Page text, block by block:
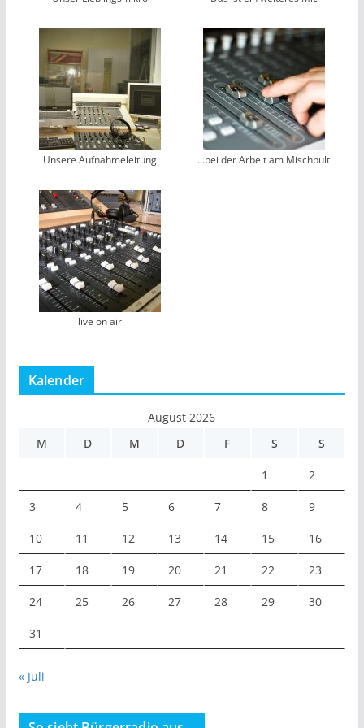
Unsere Aufnahmeleitung …bei der Arbeit am Mischpult
live on air
Kalender
August 2026
M
D M D F S S
1 2
3 4 5 6 7 8 9
10 11 12 13 14 15 16
17 18 19 20 21 22 23
24 25 26 27 28 29 30
31
« Juli